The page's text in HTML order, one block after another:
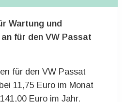
Wartung und
für den VW Passat
für den VW Passat
11,75 Euro im Monat
Euro im Jahr.